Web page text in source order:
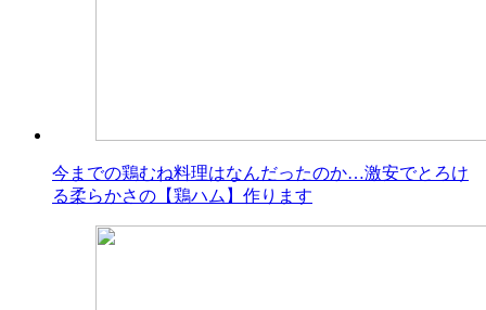
今までの鶏むね料理はなんだったのか…激安でとろけ
る柔らかさの【鶏ハム】作ります